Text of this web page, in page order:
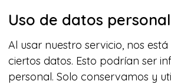
Uso de datos
Al usar nuestro servicio, nos
ciertos datos. Esto podrían ser
personal. Solo conservamos y